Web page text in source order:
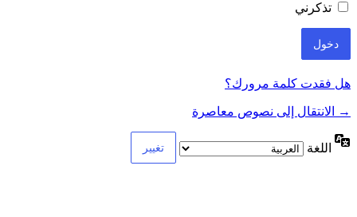
تذكرني
هل فقدت كلمة مرورك؟
→ الانتقال إلى نصوص معاصرة
اللغة